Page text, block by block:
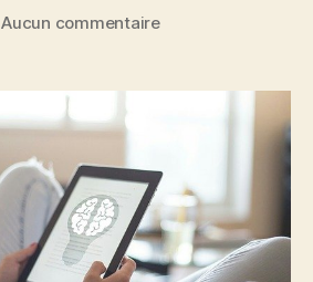
Aucun commentairesur
neurologiques